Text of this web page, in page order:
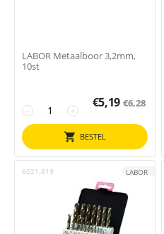
LABOR Metaalboor 3,2mm,
10st
+
−
€5,19 €6,28
BESTEL
6021.819 LABOR